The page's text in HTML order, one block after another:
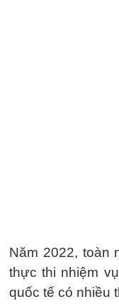
Năm 2022, toàn
thực thi nhiệm
quốc tế có nhiều